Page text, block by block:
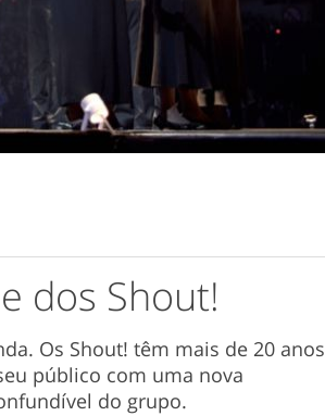
dos Shout!
Os Shout! têm mais de 20 anos
público com uma nova
do grupo.